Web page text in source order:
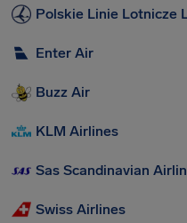
Polskie Linie Lotnicze
Enter Air
Buzz Air
KLM Airlines
Sas Scandinavian
Swiss Airlines